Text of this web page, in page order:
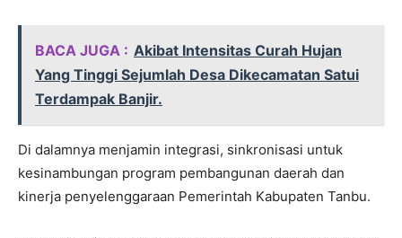
BACA JUGA : Akibat Intensitas Curah Hujan
Yang Tinggi Sejumlah Desa Dikecamatan Satui
Terdampak Banjir.
Di dalamnya menjamin integrasi, sinkronisasi untuk
kesinambungan program pembangunan daerah dan
kinerja penyelenggaraan Pemerintah Kabupaten Tanbu.